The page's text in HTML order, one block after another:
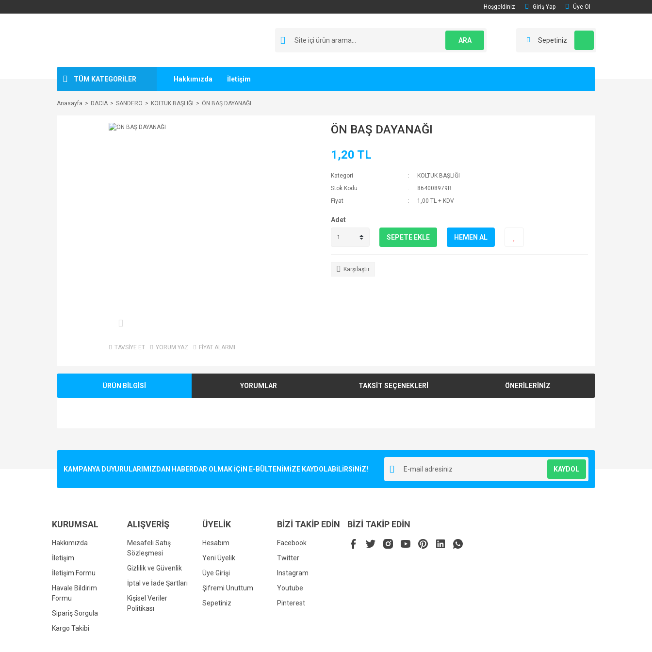
Hoşgeldiniz Giriş Yap Üye Ol
ARA Sepetiniz
TÜM KATEGORİLER Hakkımızda İletişim
Anasayfa DACIA SANDERO KOLTUK BAŞLIĞI ÖN BAŞ DAYANAĞI
TAVSİYE ET YORUM YAZ FİYAT ALARMI
ÖN BAŞ DAYANAĞI
1,20 TL
Kategori
KOLTUK BAŞLIĞI
Stok Kodu
864008979R
Fiyat
1,00 TL + KDV
Adet
SEPETE EKLE HEMEN AL
Karşılaştır
ÜRÜN BİLGİSİ YORUMLAR TAKSİT SEÇENEKLERİ ÖNERİLERİNİZ
Ürün resmi kalitesiz, bozuk veya görüntülenemiyor.
Bu ürüne benzer farklı alternatifler olmalı.
KAMPANYA DUYURULARIMIZDAN HABERDAR OLMAK İÇİN E-BÜLTENİMİZE KAYDOLABİLİRSİNİZ! KAYDOL
KURUMSAL
Hakkımızda
İletişim
İletişim Formu
Havale Bildirim
Formu
Sipariş Sorgula
Kargo Takibi
ALIŞVERİŞ
Mesafeli Satış
Sözleşmesi
Gizlilik ve Güvenlik
İptal ve İade Şartları
Kişisel Veriler
Politikası
ÜYELİK
Hesabım
Yeni Üyelik
Üye Girişi
Şifremi Unuttum
Sepetiniz
BİZİ TAKİP EDİN
Facebook
Twitter
Instagram
Youtube
Pinterest
BİZİ TAKİP EDİN